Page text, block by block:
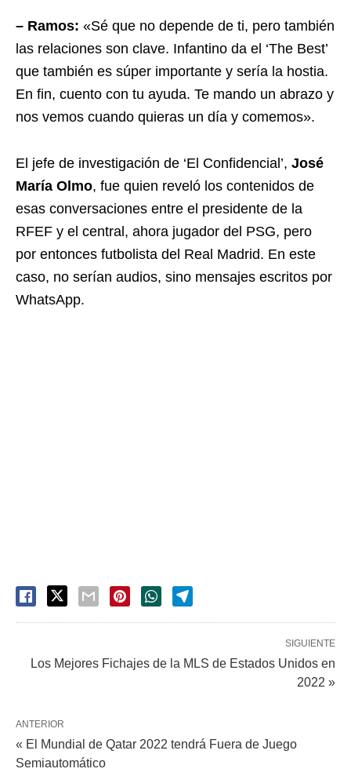
– Ramos: «Sé que no depende de ti, pero también
las relaciones son clave. Infantino da el ‘The Best’
que también es súper importante y sería la hostia.
En fin, cuento con tu ayuda. Te mando un abrazo y
nos vemos cuando quieras un día y comemos».
El jefe de investigación de ‘El Confidencial’, José
María Olmo, fue quien reveló los contenidos de
esas conversaciones entre el presidente de la
RFEF y el central, ahora jugador del PSG, pero
por entonces futbolista del Real Madrid. En este
caso, no serían audios, sino mensajes escritos por
WhatsApp.
SIGUIENTE
Los Mejores Fichajes de la MLS de Estados Unidos en
2022 »
ANTERIOR
« El Mundial de Qatar 2022 tendrá Fuera de Juego
Semiautomático